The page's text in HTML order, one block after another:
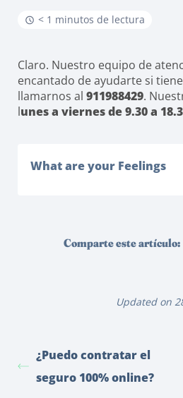
< 1 minutos de lectura
Claro. Nuestro equipo de
encantado de ayudarte si
llamarnos al 911988429.
lunes a viernes de 9.30 a
What are your Feelings
Comparte este artículo:
Updated on
¿Puedo contratar el
seguro 100% online?